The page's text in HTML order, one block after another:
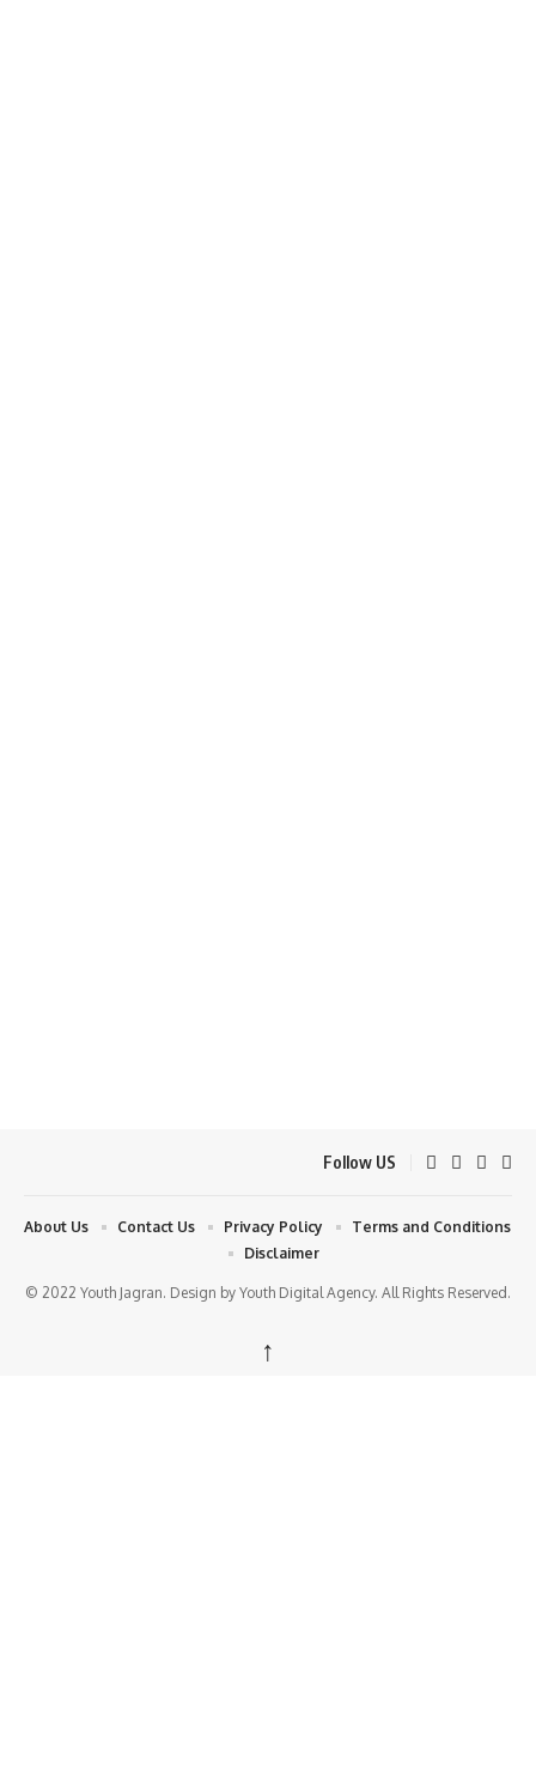
Follow US
© 2022 Youth Jagran. Design by Youth Digital Agency. All Rights Reserved.
About Us Contact Us Privacy Policy
Terms and Conditions
Disclaimer
↑